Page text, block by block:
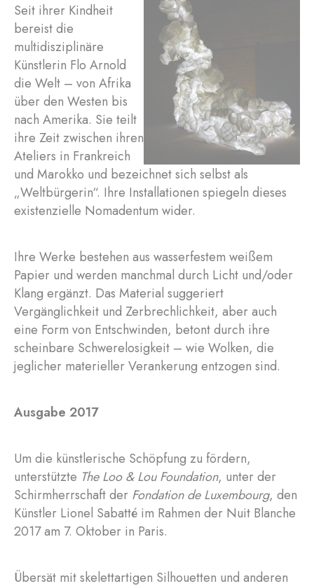
Seit ihrer Kindheit
bereist die
multidisziplinäre
Künstlerin Flo Arnold
die Welt – von Afrika
über den Westen bis
nach Amerika. Sie teilt
ihre Zeit zwischen ihren
Ateliers in Frankreich
und Marokko und bezeichnet sich selbst als
„Weltbürgerin“. Ihre Installationen spiegeln dieses
existenzielle Nomadentum wider.
Ihre Werke bestehen aus wasserfestem weißem
Papier und werden manchmal durch Licht und/oder
Klang ergänzt. Das Material suggeriert
Vergänglichkeit und Zerbrechlichkeit, aber auch
eine Form von Entschwinden, betont durch ihre
scheinbare Schwerelosigkeit – wie Wolken, die
jeglicher materieller Verankerung entzogen sind.
Ausgabe 2017
Um die künstlerische Schöpfung zu fördern,
unterstützte The Loo & Lou Foundation, unter der
Schirmherrschaft der Fondation de Luxembourg, den
Künstler Lionel Sabatté im Rahmen der Nuit Blanche
2017 am 7. Oktober in Paris.
Übersät mit skelettartigen Silhouetten und anderen